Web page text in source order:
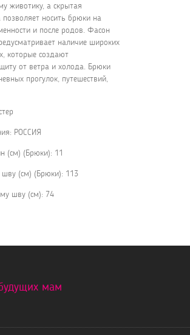
животику, а скрытая
позволяет носить брюки на
и после родов. Фасон
наличие широких
которые создают
от ветра и холода. Брюки
прогулок, путешествий,
РОССИЯ
(см) (Брюки): 11
(см) (Брюки): 113
шву (см): 74
мам